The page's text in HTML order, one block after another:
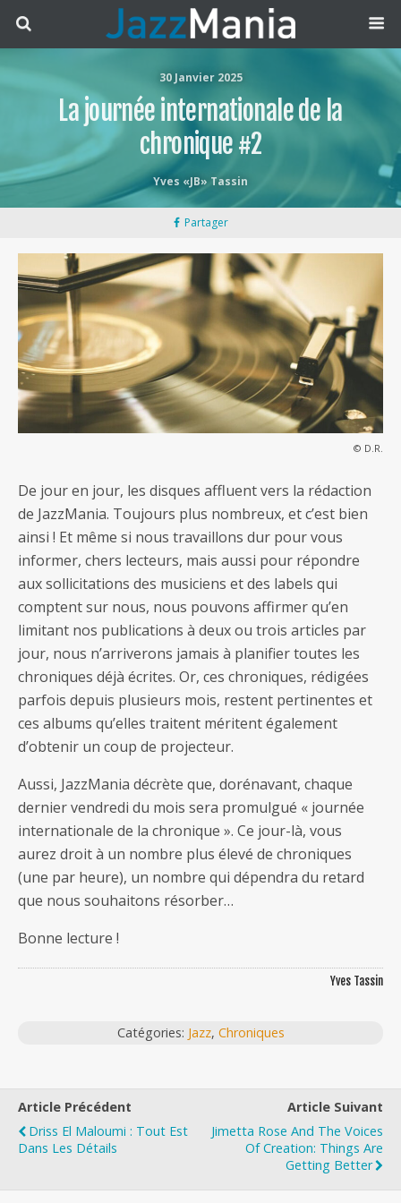
30 Janvier 2025
La journée internationale de la
chronique #2
Yves «JB» Tassin
Partager
© D.R.
De jour en jour, les disques affluent vers la rédaction
de JazzMania. Toujours plus nombreux, et c’est bien
ainsi ! Et même si nous travaillons dur pour vous
informer, chers lecteurs, mais aussi pour répondre
aux sollicitations des musiciens et des labels qui
comptent sur nous, nous pouvons affirmer qu’en
limitant nos publications à deux ou trois articles par
jour, nous n’arriverons jamais à planifier toutes les
chroniques déjà écrites. Or, ces chroniques, rédigées
parfois depuis plusieurs mois, restent pertinentes et
ces albums qu’elles traitent méritent également
d’obtenir un coup de projecteur.
Aussi, JazzMania décrète que, dorénavant, chaque
dernier vendredi du mois sera promulgué « journée
internationale de la chronique ». Ce jour-là, vous
aurez droit à un nombre plus élevé de chroniques
(une par heure), un nombre qui dépendra du retard
que nous souhaitons résorber…
Bonne lecture !
Yves Tassin
Catégories: Jazz, Chroniques
Article Précédent
Driss El Maloumi : Tout Est
Dans Les Détails
Article Suivant
Jimetta Rose And The Voices
Of Creation: Things Are
Getting Better